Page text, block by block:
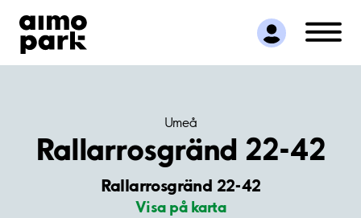
Hitta parkering
Samarbete
Kundservice
Umeå
Rallarrosgränd 22-42
Rallarrosgränd 22-42
Visa på karta